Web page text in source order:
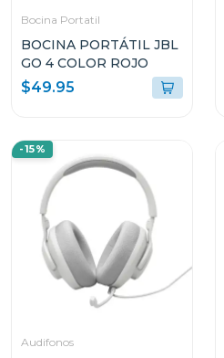
Bocina Portatil
BOCINA PORTÁTIL JBL
GO 4 COLOR ROJO
$49.95
-15%
Audifonos